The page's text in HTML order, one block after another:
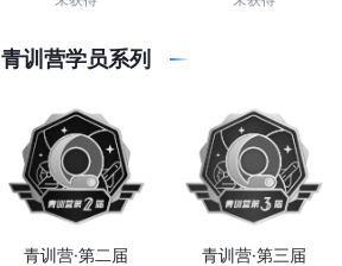
青训营学员系列
青训营·第二届 青训营·第三届